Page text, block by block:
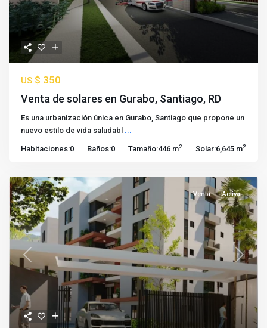
US $ 350
Venta de solares en Gurabo, Santiago, RD
Es una urbanización única en Gurabo, Santiago que propone un
nuevo estilo de vida saludabl ...
Habitaciones:0 Baños:0 Tamaño:446 m2 Solar:6,645 m2
Previous Next
Venta Activa